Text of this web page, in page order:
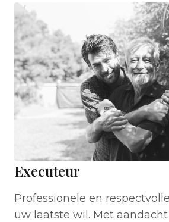
Executeur
Professionele en
uw laatste wil. Met